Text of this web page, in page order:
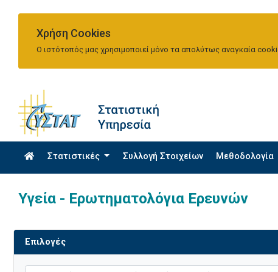
Χρήση Cookies
Ο ιστότοπός μας χρησιμοποιεί μόνο τα απολύτως αναγκαία
Στατιστικές Συλλογή Στοιχείων Μεθοδολογία
Υγεία - Ερωτηματολόγια Ερευνών
Επιλογές